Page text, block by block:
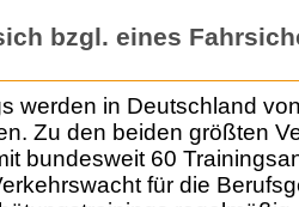
bzgl. eines
werden in Deutschland
Zu den beiden größten
bundesweit 60
für die